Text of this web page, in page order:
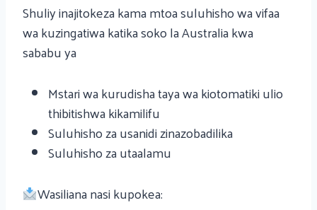
Shuliy inajitokeza kama mtoa suluhisho wa vifaa
wa kuzingatiwa katika soko la Australia kwa
sababu ya
Mstari wa kurudisha taya wa kiotomatiki ulio
thibitishwa kikamilifu
Suluhisho za usanidi zinazobadilika
Suluhisho za utaalamu
Wasiliana nasi kupokea: